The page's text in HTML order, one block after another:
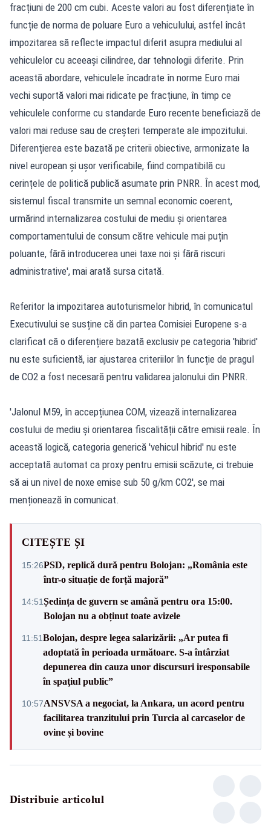
fracțiuni de 200 cm cubi. Aceste valori au fost diferențiate în
funcție de norma de poluare Euro a vehiculului, astfel încât
impozitarea să reflecte impactul diferit asupra mediului al
vehiculelor cu aceeași cilindree, dar tehnologii diferite. Prin
această abordare, vehiculele încadrate în norme Euro mai
vechi suportă valori mai ridicate pe fracțiune, în timp ce
vehiculele conforme cu standarde Euro recente beneficiază de
valori mai reduse sau de creșteri temperate ale impozitului.
Diferențierea este bazată pe criterii obiective, armonizate la
nivel european și ușor verificabile, fiind compatibilă cu
cerințele de politică publică asumate prin PNRR. În acest mod,
sistemul fiscal transmite un semnal economic coerent,
urmărind internalizarea costului de mediu și orientarea
comportamentului de consum către vehicule mai puțin
poluante, fără introducerea unei taxe noi și fără riscuri
administrative', mai arată sursa citată.
Referitor la impozitarea autoturismelor hibrid, în comunicatul
Executivului se susține că din partea Comisiei Europene s-a
clarificat că o diferențiere bazată exclusiv pe categoria 'hibrid'
nu este suficientă, iar ajustarea criteriilor în funcție de pragul
de CO2 a fost necesară pentru validarea jalonului din PNRR.
'Jalonul M59, în accepțiunea COM, vizează internalizarea
costului de mediu și orientarea fiscalității către emisii reale. În
această logică, categoria generică 'vehicul hibrid' nu este
acceptată automat ca proxy pentru emisii scăzute, ci trebuie
să ai un nivel de noxe emise sub 50 g/km CO2', se mai
menționează în comunicat.
CITEȘTE ȘI
15:26PSD, replică dură pentru Bolojan: „România este
într-o situație de forță majoră”
14:51Ședința de guvern se amână pentru ora 15:00.
Bolojan nu a obținut toate avizele
11:51Bolojan, despre legea salarizării: „Ar putea fi
adoptată în perioada următoare. S-a întârziat
depunerea din cauza unor discursuri iresponsabile
în spaţiul public”
10:57ANSVSA a negociat, la Ankara, un acord pentru
facilitarea tranzitului prin Turcia al carcaselor de
ovine și bovine
Distribuie articolul